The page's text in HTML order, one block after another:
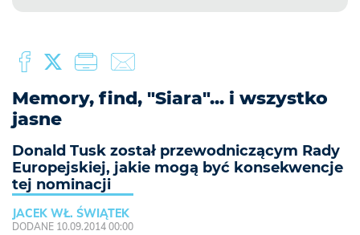
Memory, find, "Siara"... i wszystko
jasne
Donald Tusk został przewodniczącym Rady
Europejskiej, jakie mogą być konsekwencje
tej nominacji
JACEK WŁ. ŚWIĄTEK
DODANE 10.09.2014 00:00